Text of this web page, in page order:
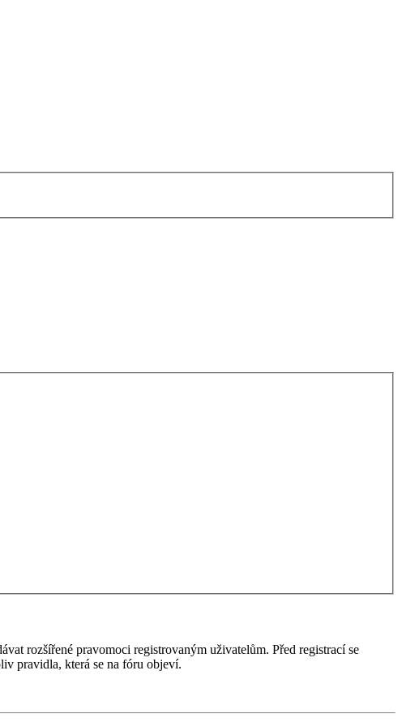
rozšířené pravomoci registrovaným uživatelům. Před registrací se
pravidla, která se na fóru objeví.